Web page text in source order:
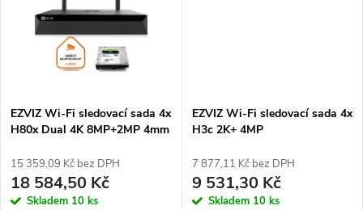
EZVIZ Wi-Fi sledovací sada 4x
H80x Dual 4K 8MP+2MP 4mm
15 359,09 Kč bez DPH
18 584,50 Kč
Skladem 10 ks
EZVIZ Wi-Fi sledovací sada 4x
H3c 2K+ 4MP
7 877,11 Kč bez DPH
9 531,30 Kč
Skladem 10 ks